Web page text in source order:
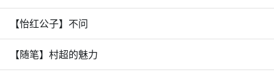
【怡红公子】不问
【随笔】村超的魅力